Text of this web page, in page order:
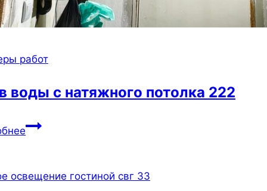
работ
воды с натяжного потолка 222
Слив
натяжного